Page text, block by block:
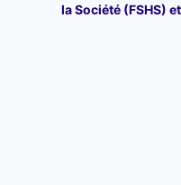
la Société (FSHS)